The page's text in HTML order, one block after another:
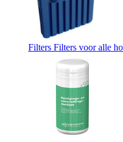
Filters Filters voor alle